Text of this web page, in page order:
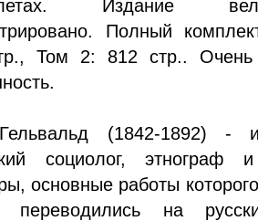
Издание
Полный
Том 2: 812 стр.. Очень
(1842-1892) -
социолог, этнограф
основные работы
переводились на